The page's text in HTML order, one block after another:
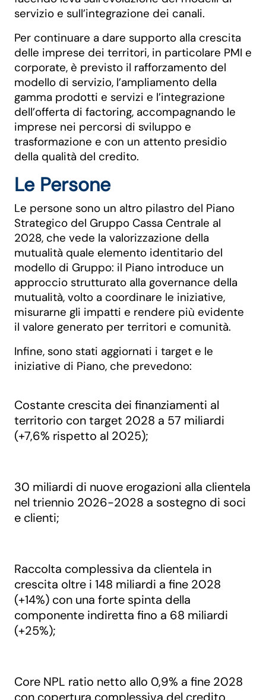
servizio e sull’integrazione dei canali.
Per continuare a dare supporto alla crescita
delle imprese dei territori, in particolare PMI e
corporate, è previsto il rafforzamento del
modello di servizio, l’ampliamento della
gamma prodotti e servizi e l’integrazione
dell’offerta di factoring, accompagnando le
imprese nei percorsi di sviluppo e
trasformazione e con un attento presidio
della qualità del credito.
Le Persone
Le persone sono un altro pilastro del Piano
Strategico del Gruppo Cassa Centrale al
2028, che vede la valorizzazione della
mutualità quale elemento identitario del
modello di Gruppo: il Piano introduce un
approccio strutturato alla governance della
mutualità, volto a coordinare le iniziative,
misurarne gli impatti e rendere più evidente
il valore generato per territori e comunità.
Infine, sono stati aggiornati i target e le
iniziative di Piano, che prevedono:
Costante crescita dei finanziamenti al
territorio con target 2028 a 57 miliardi
(+7,6% rispetto al 2025);
30 miliardi di nuove erogazioni alla clientela
nel triennio 2026-2028 a sostegno di soci
e clienti;
Raccolta complessiva da clientela in
crescita oltre i 148 miliardi a fine 2028
(+14%) con una forte spinta della
componente indiretta fino a 68 miliardi
(+25%);
Core NPL ratio netto allo 0,9% a fine 2028
con copertura complessiva del credito